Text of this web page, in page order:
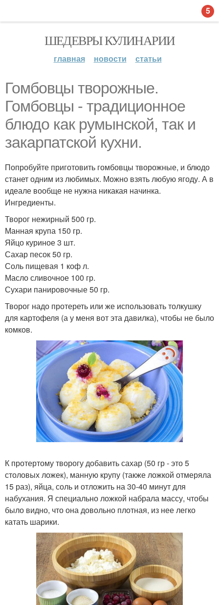
ШЕДЕВРЫ КУЛИНАРИИ
главная новости статьи
Гомбовцы творожные.
Гомбовцы - традиционное
блюдо как румынской, так и
закарпатской кухни.
Попробуйте приготовить гомбовцы творожные, и блюдо
станет одним из любимых. Можно взять любую ягоду. А в
идеале вообще не нужна никакая начинка.
Ингредиенты.
Творог нежирный 500 гр.
Манная крупа 150 гр.
Яйцо куриное 3 шт.
Сахар песок 50 гр.
Соль пищевая 1 коф л.
Масло сливочное 100 гр.
Сухари панировочные 50 гр.
Творог надо протереть или же использовать толкушку
для картофеля (а у меня вот эта давилка), чтобы не было
комков.
К протертому творогу добавить сахар (50 гр - это 5
столовых ложек), манную крупу (также ложкой отмеряла
15 раз), яйца, соль и отложить на 30-40 минут для
набухания. Я специально ложкой набрала массу, чтобы
было видно, что она довольно плотная, из нее легко
катать шарики.
5